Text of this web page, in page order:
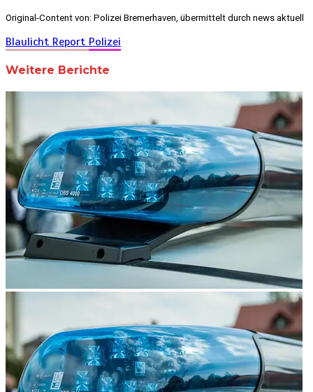
Original-Content von: Polizei Bremerhaven, übermittelt durch news aktuell
Blaulicht Report Polizei
Weitere Berichte